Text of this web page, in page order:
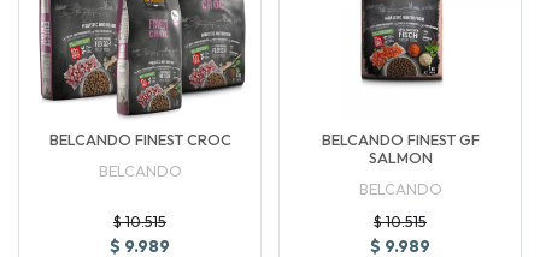
BELCANDO FINEST CROC
BELCANDO
$ 10.515
$ 9.989
BELCANDO FINEST GF
SALMON
BELCANDO
$ 10.515
$ 9.989